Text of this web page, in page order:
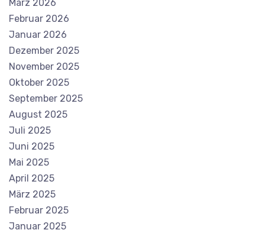
März 2026
Februar 2026
Januar 2026
Dezember 2025
November 2025
Oktober 2025
September 2025
August 2025
Juli 2025
Juni 2025
Mai 2025
April 2025
März 2025
Februar 2025
Januar 2025